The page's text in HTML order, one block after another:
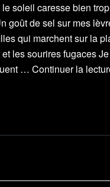
soleil caresse bien
goût de sel sur mes
qui marchent sur la
les sourires fugaces
… Continuer la